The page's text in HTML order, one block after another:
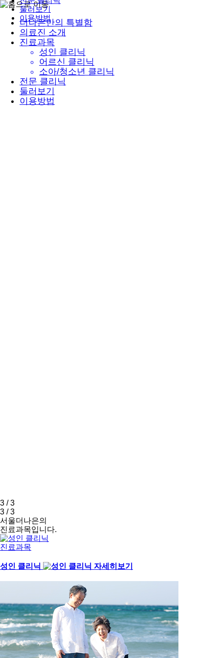
둘러보기
이용방법
더나은만의 특별함
의료진 소개
진료과목
성인 클리닉
어르신 클리닉
소아/청소년 클리닉
전문 클리닉
둘러보기
이용방법
3 /3
3 /3
서울더나은의
진료과목입니다.
진료과목
성인 클리닉